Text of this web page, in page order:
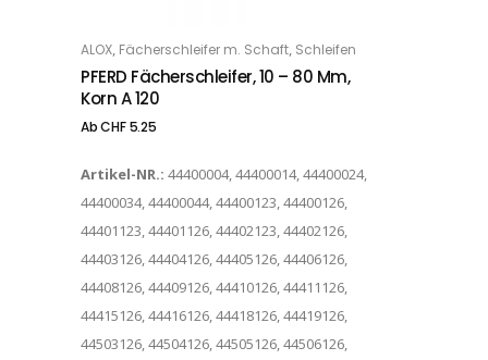
OPTIONS
ALOX, Fächerschleifer m. Schaft, Schleifen
PFERD Fächerschleifer, 10 – 80 Mm,
Korn A 120
AbCHF5.25
Artikel-NR.: 44400004, 44400014, 44400024,
44400034, 44400044, 44400123, 44400126,
44401123, 44401126, 44402123, 44402126,
44403126, 44404126, 44405126, 44406126,
44408126, 44409126, 44410126, 44411126,
44415126, 44416126, 44418126, 44419126,
44503126, 44504126, 44505126, 44506126,